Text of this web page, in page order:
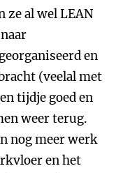
ze al wel LEAN
en
(veelal met
tijdje goed en
weer terug.
nog meer werk
en het